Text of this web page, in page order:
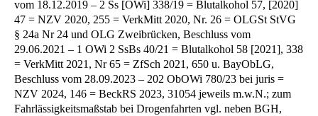
vom 18.12.2019 – 2 Ss [OWi] 338/19 = Blutalkohol 57, [2020]
47 = NZV 2020, 255 = VerkMitt 2020, Nr. 26 = OLGSt StVG
§ 24a Nr 24 und OLG Zweibrücken, Beschluss vom
29.06.2021 – 1 OWi 2 SsBs 40/21 = Blutalkohol 58 [2021], 338
= VerkMitt 2021, Nr 65 = ZfSch 2021, 650 u. BayObLG,
Beschluss vom 28.09.2023 – 202 ObOWi 780/23 bei juris =
NZV 2024, 146 = BeckRS 2023, 31054 jeweils m.w.N.; zum
Fahrlässigkeitsmaßstab bei Drogenfahrten vgl. neben BGH,